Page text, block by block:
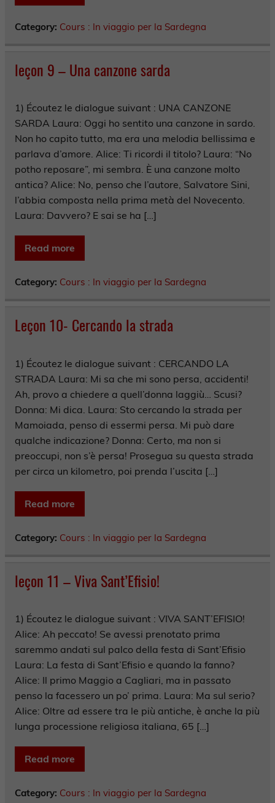
Category: Cours : In viaggio per la Sardegna
leçon 9 – Una canzone sarda
1) Écoutez le dialogue suivant : UNA CANZONE
SARDA Laura: Oggi ho sentito una canzone in sardo.
Non ho capito tutto, ma era una melodia bellissima e
parlava d’amore. Alice: Ti ricordi il titolo? Laura: “No
potho reposare”, mi sembra. È una canzone molto
antica? Alice: No, penso che l’autore, Salvatore Sini,
l’abbia composta nella prima metà del Novecento.
Laura: Davvero? E sai se ha […]
Read more
Category: Cours : In viaggio per la Sardegna
Leçon 10- Cercando la strada
1) Écoutez le dialogue suivant : CERCANDO LA
STRADA Laura: Mi sa che mi sono persa, accidenti!
Ah, provo a chiedere a quell’donna laggiù… Scusi?
Donna: Mi dica. Laura: Sto cercando la strada per
Mamoiada, penso di essermi persa. Mi può dare
qualche indicazione? Donna: Certo, ma non si
preoccupi, non s’è persa! Prosegua su questa strada
per circa un kilometro, poi prenda l’uscita […]
Read more
Category: Cours : In viaggio per la Sardegna
leçon 11 – Viva Sant’Efisio!
1) Écoutez le dialogue suivant : VIVA SANT’EFISIO!
Alice: Ah peccato! Se avessi prenotato prima
saremmo andati sul palco della festa di Sant’Efisio
Laura: La festa di Sant’Efisio e quando la fanno?
Alice: Il primo Maggio a Cagliari, ma in passato
penso la facessero un po’ prima. Laura: Ma sul serio?
Alice: Oltre ad essere tra le più antiche, è anche la più
lunga processione religiosa italiana, 65 […]
Read more
Category: Cours : In viaggio per la Sardegna